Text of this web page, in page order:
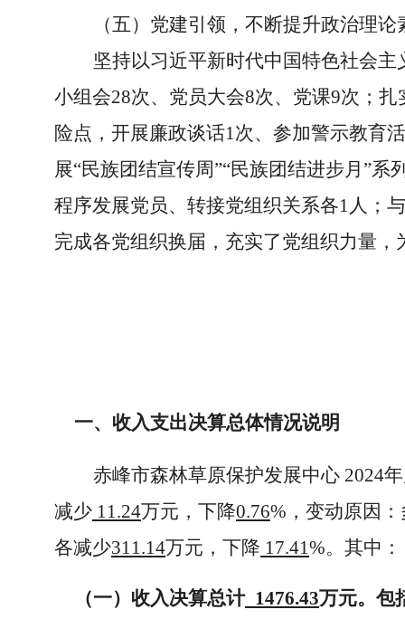
（五） 党建引领，不断提升政治理论
坚持以习近平新时代中国特色社会
小组会28次、党员大会8次、党课9次；
险点，开展廉政谈话1次、参加警示教育
展“民族团结宣传周”“民族团结进步月”
程序发展党员、转接党组织关系各1人；
完成各党组织换届，充实了党组织力量
一、收入支出决算总体情况说明
赤峰市森林草原保护发展中心 2024
减少 11.24万元，下降0.76%，变动原因
各减少311.14万元，下降 17.41%。其中：
（一）收入决算总计 1476.43万元。包